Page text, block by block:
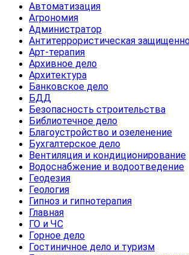
Автоматизация
Агрономия
Администратор
Антитеррористическая
Арт-терапия
Архивное дело
Архитектура
Банковское дело
БДД
Безопасность строительства
Библиотечное дело
Благоустройство и озеленение
Бухгалтерское дело
Вентиляция и кондиционирование
Водоснабжение и водоотведение
Геодезия
Геология
Гипноз и гипнотерапия
Главная
ГО и ЧС
Горное дело
Гостиничное дело и туризм